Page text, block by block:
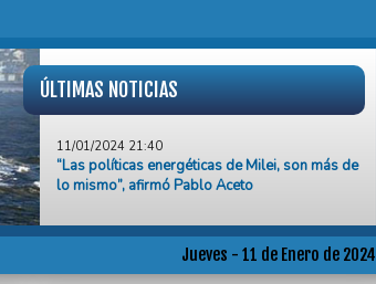
ÚLTIMAS NOTICIAS
“Las políticas energéticas de Milei, son más de
lo mismo”, afirmó Pablo Aceto
Jubilados de ATE se manifestaron en Anses en
contra del DNU y de la Ley Ómnibus
Jueves - 11 de Enero de 2024